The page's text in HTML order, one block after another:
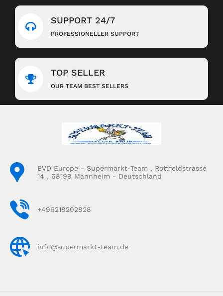
SUPPORT 24/7
PROFESSIONELLER SUPPORT
TOP SELLER
OUR TEAM BEST SELLERS
BVD Europe - Supermarkt-Team , Rottfeldstrasse
14 , 68199 Mannheim - Deutschland
+496218202828
info@supermarkt-team.de